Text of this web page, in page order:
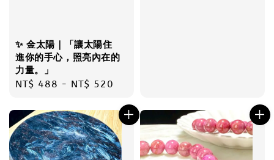
✨ 金太陽｜「讓太陽住
進你的手心，照亮內在的
力量。」
Regular
NT$ 488 - NT$ 520